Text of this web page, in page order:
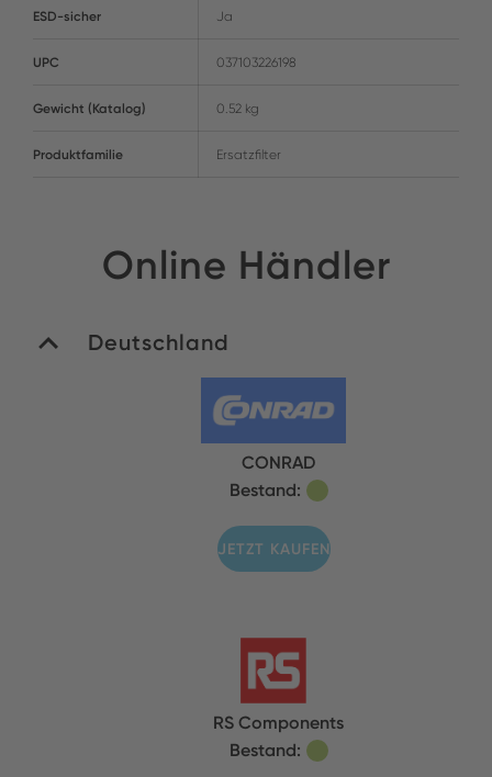
ESD-sicher Ja
UPC 037103226198
Gewicht (Katalog) 0.52 kg
Produktfamilie Ersatzfilter
Online Händler
Deutschland
CONRAD
Bestand:
JETZT KAUFEN
RS Components
Bestand: